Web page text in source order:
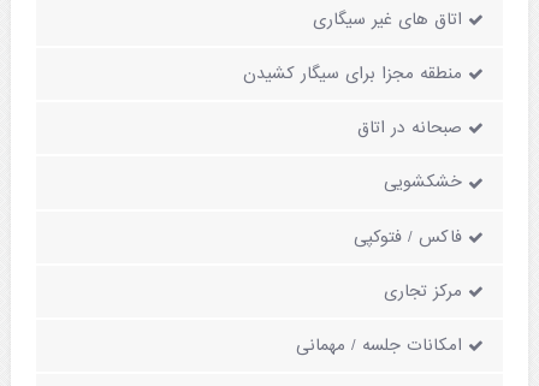
اتاق های غیر سیگاری
منطقه مجزا برای سیگار کشیدن
صبحانه در اتاق
خشکشویی
فاکس / فتوکپی
مرکز تجاری
امکانات جلسه / مهمانی